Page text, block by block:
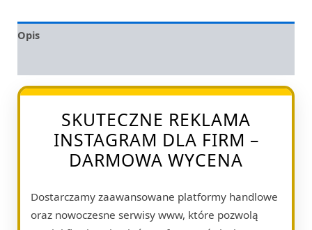
Opis
SKUTECZNE REKLAMA
INSTAGRAM DLA FIRM –
DARMOWA WYCENA
Dostarczamy zaawansowane platformy handlowe
oraz nowoczesne serwisy www, które pozwolą